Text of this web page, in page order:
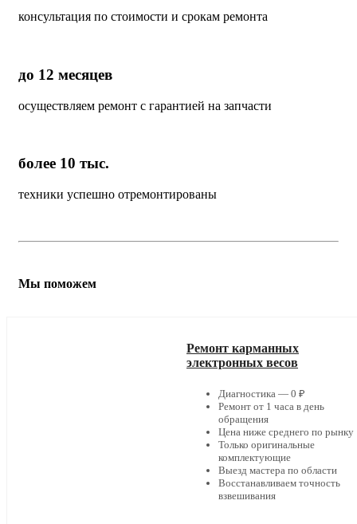
консультация по стоимости и срокам ремонта
до 12 месяцев
осуществляем ремонт с гарантией на запчасти
более 10 тыс.
техники успешно отремонтированы
Мы поможем
Ремонт карманных
электронных весов
Диагностика — 0 ₽
Ремонт от 1 часа в день
обращения
Цена ниже среднего по рынку
Только оригинальные
комплектующие
Выезд мастера по области
Восстанавливаем точность
взвешивания